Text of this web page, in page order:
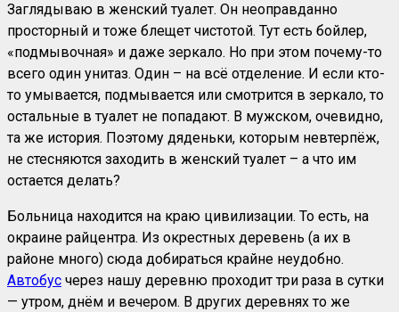
Заглядываю в женский туалет. Он неоправданно
просторный и тоже блещет чистотой. Тут есть бойлер,
«подмывочная» и даже зеркало. Но при этом почему-то
всего один унитаз. Один – на всё отделение. И если кто-
то умывается, подмывается или смотрится в зеркало, то
остальные в туалет не попадают. В мужском, очевидно,
та же история. Поэтому дяденьки, которым невтерпёж,
не стесняются заходить в женский туалет – а что им
остается делать?
Больница находится на краю цивилизации. То есть, на
окраине райцентра. Из окрестных деревень (а их в
районе много) сюда добираться крайне неудобно.
Автобус через нашу деревню проходит три раза в сутки
— утром, днём и вечером. В других деревнях то же